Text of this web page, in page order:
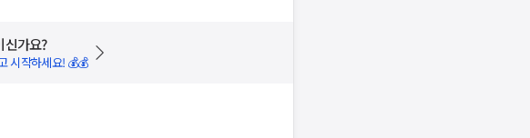
신가요?
시작하세요! 💰💰